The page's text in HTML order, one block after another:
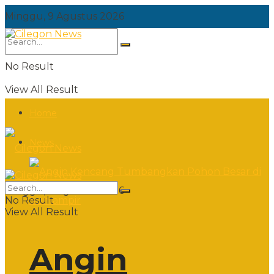
Minggu, 9 Agustus 2026
No Result
View All Result
Angin
Minggu, 9 Agustus 2026
No Result
View All Result